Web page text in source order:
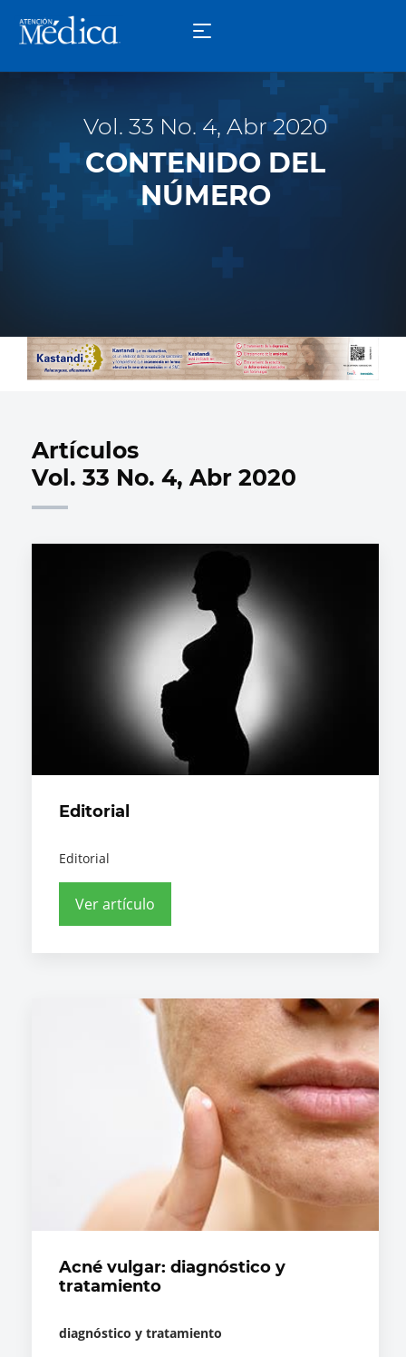
Vol. 33 No. 4, Abr 2020
CONTENIDO DEL
NÚMERO
Artículos
Vol. 33 No. 4, Abr 2020
Editorial
Editorial
Ver artículo
Acné vulgar: diagnóstico y
tratamiento
diagnóstico y tratamiento